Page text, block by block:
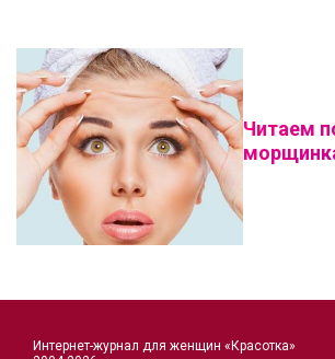
Читаем
Интернет-журнал для женщин «Красотка»